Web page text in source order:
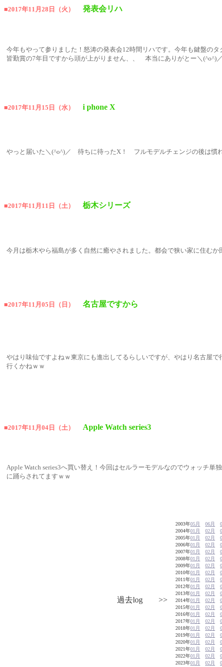
■2017年11月28日（火） 発表会リハ
今年もやって参りました！怒涛の発表会12時間リハです。今年も鍵盤の
皆勤賞の7年目ですから頭が上がりません、、 本当にありがとー＼(^o^)
■2017年11月15日（水） i phone X
やっと届いた＼(^o^)／ 待ちに待ったX！ フルモデルチェンジの後は
■2017年11月11日（土） 栃木シリーズ
今月は栃木やら福島が多く自然に癒やされました。都会で狭い家に住む
■2017年11月05日（日） 名古屋ですから
やはり味仙ですよねｗ東京にも進出してるらしいですが、やはり名古屋
行くかねｗｗ
■2017年11月04日（土） Apple Watch series3
Apple Watch series3へ買い替え！今回はセルラーモデルなのでウォッチ
に踊らされてますｗｗ
過去log >>
2003年05月 06月
2004年01月 02月
2005年01月 02月
2006年01月 02月
2007年01月 02月
2008年01月 02月
2009年01月 02月
2010年01月 02月
2011年01月 02月
2012年01月 02月
2013年01月 02月
2014年01月 02月
2015年01月 02月
2016年01月 02月
2017年01月 02月
2018年01月 02月
2019年01月 02月
2020年01月 02月
2021年01月 02月
2022年01月 02月
2023年01月 02月